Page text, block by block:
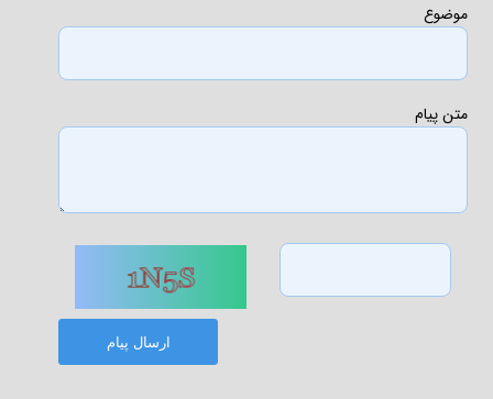
موضوع
متن پیام
ارسال پیام